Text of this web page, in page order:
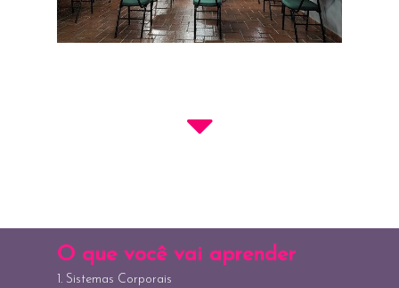
O que você vai aprender
1. Sistemas Corporais